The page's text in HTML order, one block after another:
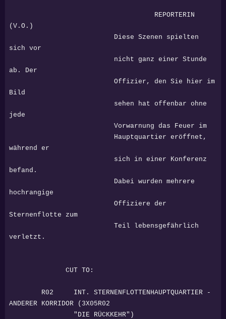
REPORTERIN
(V.O.)
Diese Szenen spielten
sich vor
nicht ganz einer Stunde
ab. Der
Offizier, den Sie hier im
Bild
sehen hat offenbar ohne
jede
Vorwarnung das Feuer im
Hauptquartier eröffnet,
während er
sich in einer Konferenz
befand.
Dabei wurden mehrere
hochrangige
Offiziere der
Sternenflotte zum
Teil lebensgefährlich
verletzt.
CUT TO:
R02 INT. STERNENFLOTTENHAUPTQUARTIER -
ANDERER KORRIDOR (3X05R02
"DIE RÜCKKEHR")